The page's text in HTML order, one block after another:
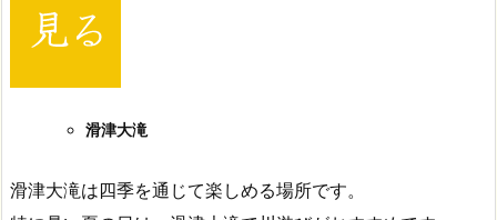
滑津大滝
滑津大滝は四季を通じて楽しめる場所です。